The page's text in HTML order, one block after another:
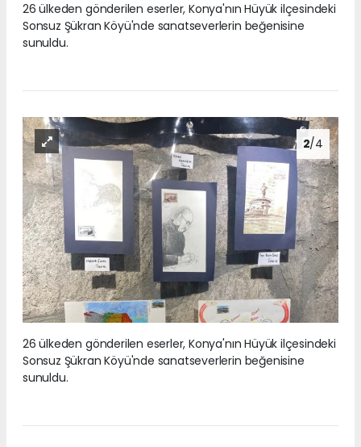
26 ülkeden gönderilen eserler, Konya'nın Hüyük ilçesindeki
Sonsuz Şükran Köyü'nde sanatseverlerin beğenisine
sunuldu.
2/4
26 ülkeden gönderilen eserler, Konya'nın Hüyük ilçesindeki
Sonsuz Şükran Köyü'nde sanatseverlerin beğenisine
sunuldu.